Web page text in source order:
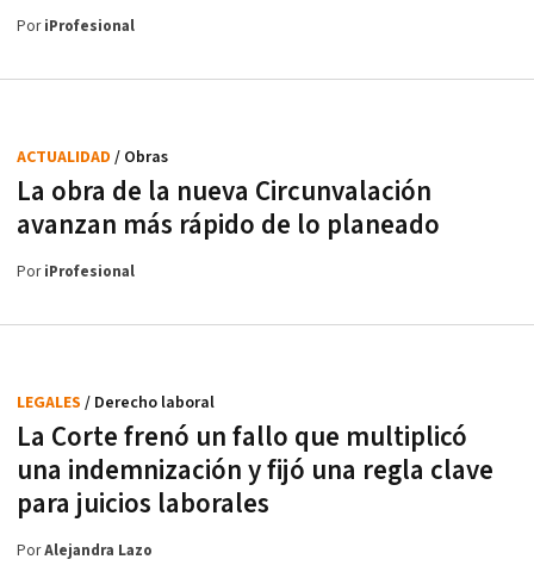
PoriProfesional
La obra de la nueva Circunvalación
avanzan más rápido de lo planeado
ACTUALIDAD / Obras
PoriProfesional
La Corte frenó un fallo que multiplicó
una indemnización y fijó una regla clave
para juicios laborales
LEGALES / Derecho laboral
PorAlejandra Lazo